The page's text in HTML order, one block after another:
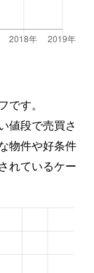
す。
値段で売買さ
物件や好条件
れているケー